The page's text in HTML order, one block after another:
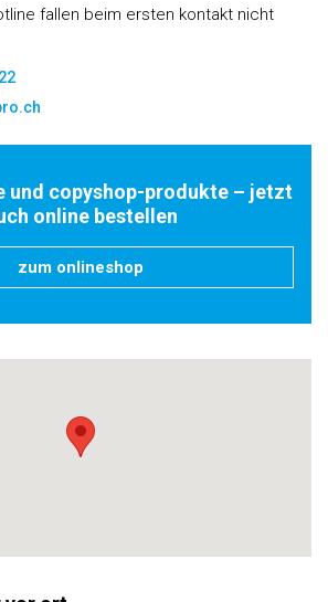
fallen beim ersten kontakt nicht
und copyshop-produkte – jetzt
online bestellen
zum onlineshop